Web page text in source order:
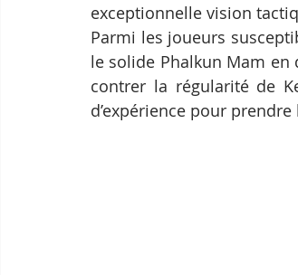
exceptionnelle vision
Parmi les joueurs
le solide Phalkun Mam en
contrer la régularité de
d’expérience pour